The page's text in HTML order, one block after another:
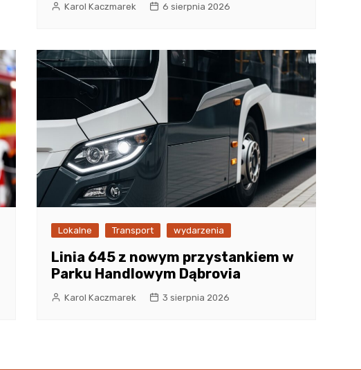
Karol Kaczmarek 6 sierpnia 2026
Lokalne Transport wydarzenia
Linia 645 z nowym przystankiem w
Parku Handlowym Dąbrovia
Karol Kaczmarek 3 sierpnia 2026